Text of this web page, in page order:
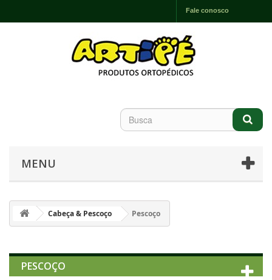
Fale conosco
MENU
Cabeça & Pescoço Pescoço
PESCOÇO